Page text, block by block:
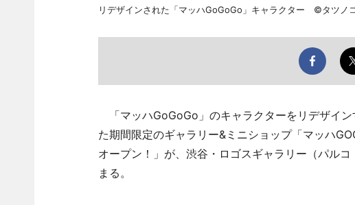
リデザインされた「マッハGoGoGo」キャラクター ©タツノ
「マッハGoGoGo」のキャラクターをリデザイ
た期間限定のギャラリー&ミニショップ「マッハ
オープン！」が、渋谷・ロゴスギャラリー（パルコ
まる。